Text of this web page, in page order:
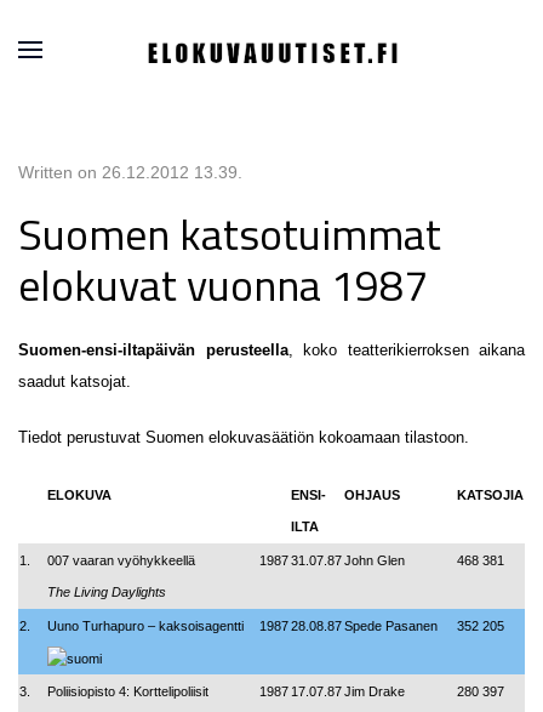
Written on 26.12.2012 13.39
Suomen katsotuimmat
elokuvat vuonna 1987
Suomen-ensi-iltapäivän perusteella, koko teatterikierroksen aikana
saadut katsojat.
Tiedot perustuvat Suomen elokuvasäätiön kokoamaan tilastoon.
ELOKUVA ENSI-
ILTA
OHJAUS KATSOJIA
1. 007 vaaran vyöhykkeellä
The Living Daylights
198731.07.87John Glen 468 381
2. Uuno Turhapuro – kaksoisagentti 198728.08.87Spede Pasanen 352 205
3. Poliisiopisto 4: Korttelipoliisit 1987 17.07.87Jim Drake 280 397